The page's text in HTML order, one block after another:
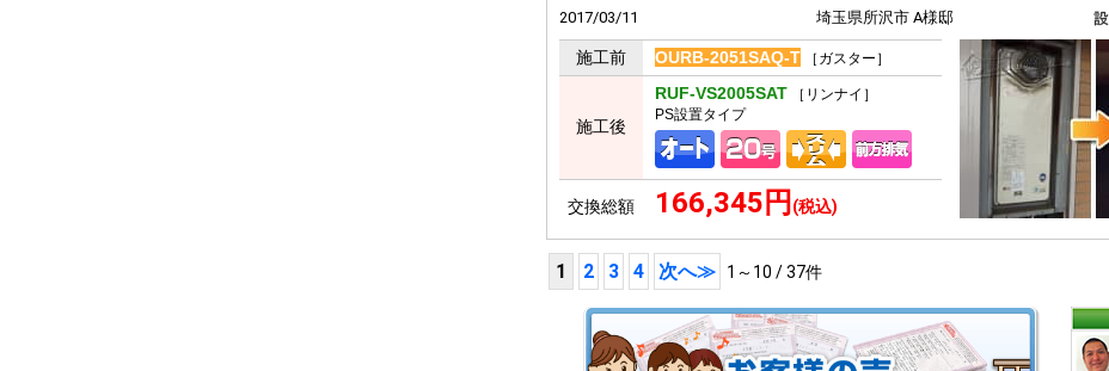
2017/03/11 埼玉県所沢市 A様邸
施工前 OURB-2051SAQ-T ［ガスター］
施工後
RUF-VS2005SAT
［リンナイ］
PS設置タイプ
交換総額 166,345円 (税込)
1 2 3 4 次へ≫ 1～10 / 37件